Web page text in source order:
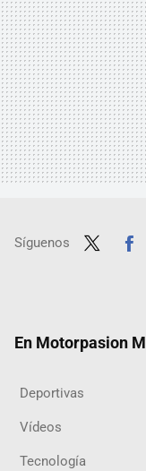
Síguenos
En Motorpasion
Deportivas
Vídeos
Tecnología